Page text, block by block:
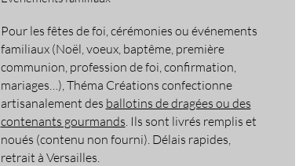
​Pour les fêtes de foi, cérémonies ou événements
familiaux (Noël, voeux, baptême, première
communion, profession de foi, confirmation,
mariages…), Théma Créations confectionne
artisanalement des ballotins de dragées ou des
contenants gourmands. Ils sont livrés remplis et
noués (contenu non fourni). Délais rapides,
retrait à Versailles.​​